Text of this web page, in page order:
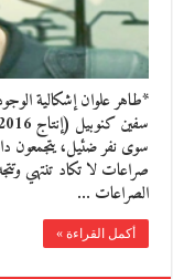
*طاهر علوان إشكالية
سوى نفر ضئيل، يتجمعون
صراعات لا تكاد تنتهي
الصراعات …
أكمل القراءة »